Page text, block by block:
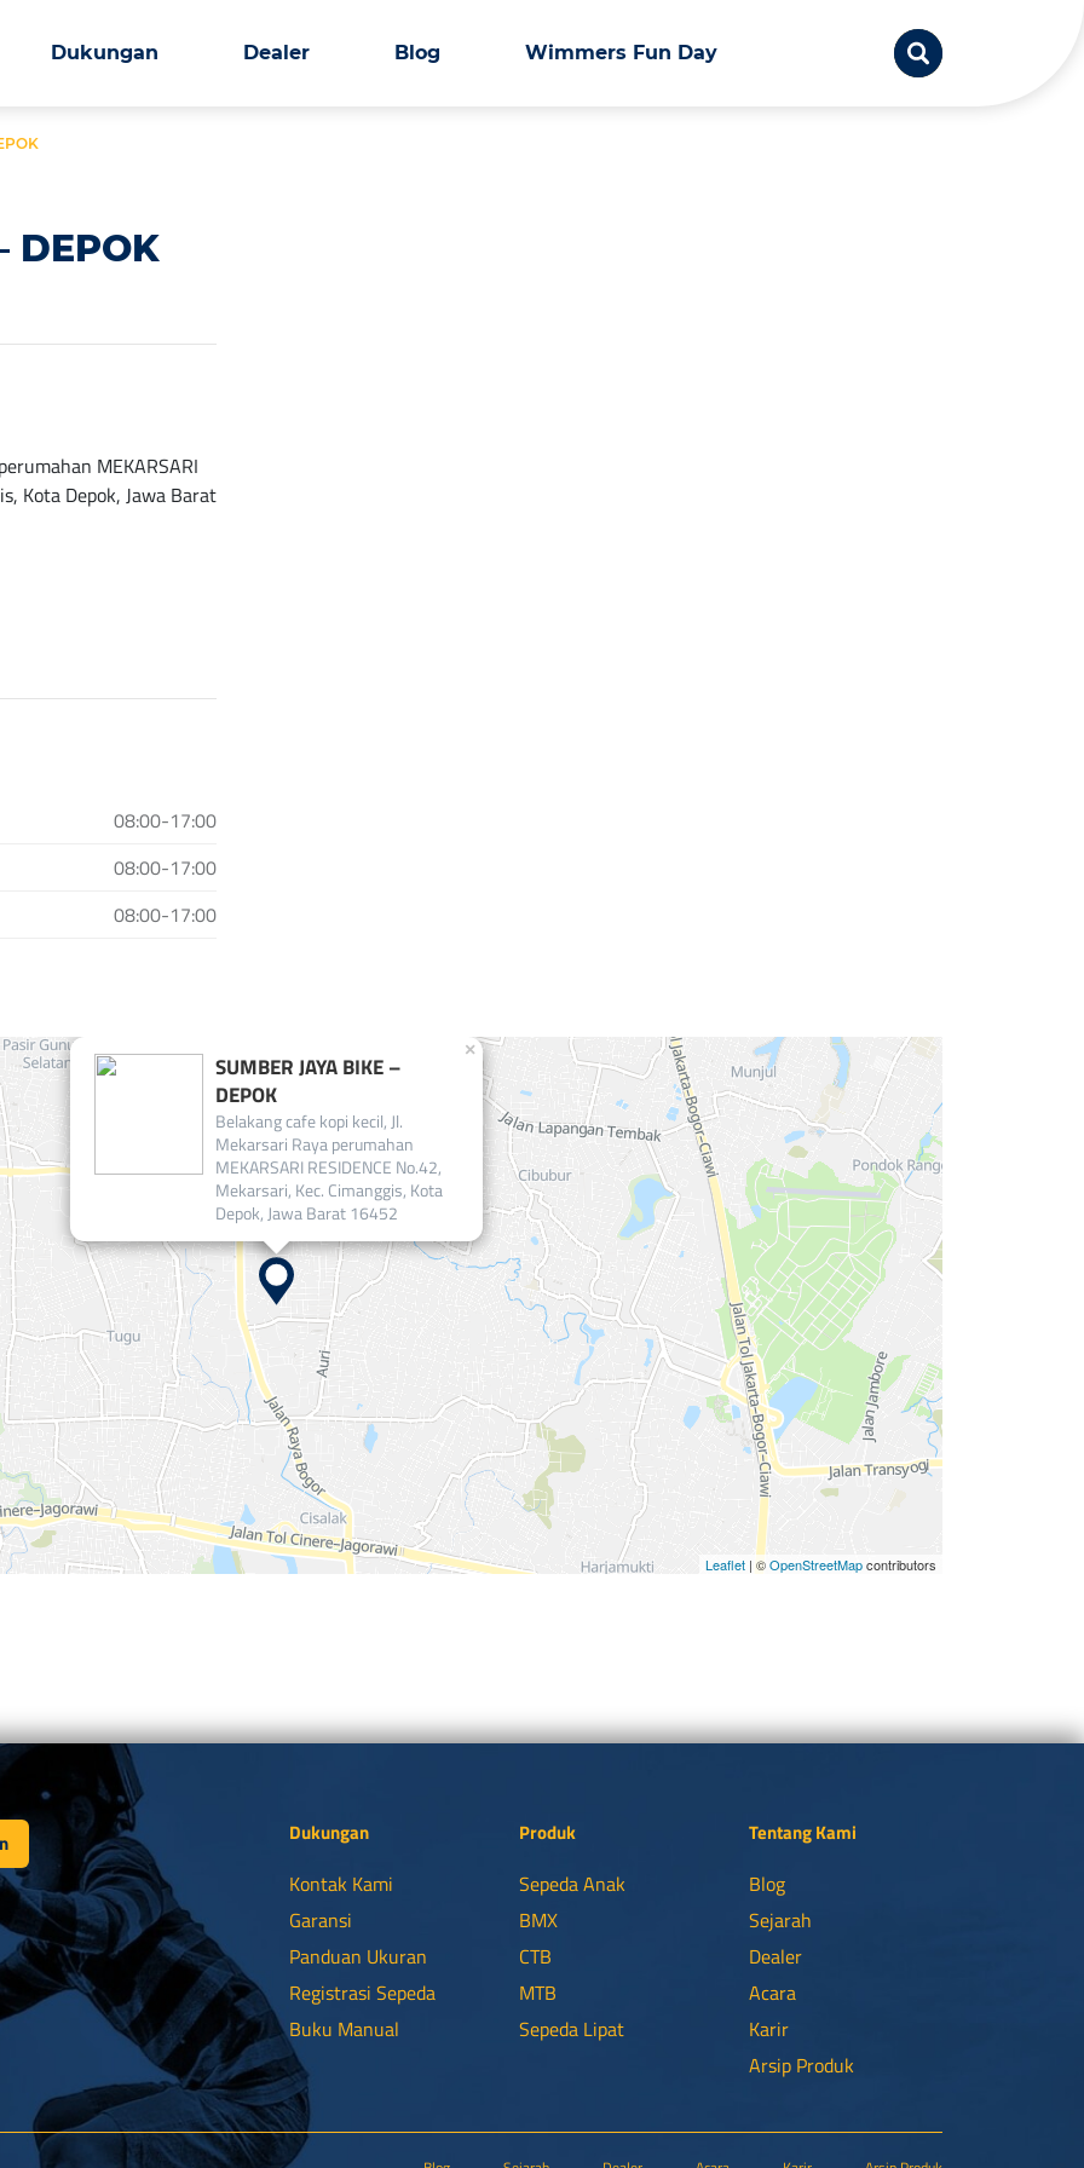
Dukungan Dealer Blog Wimmers Fun Day
DEPOK
MEKARSARI
Kota Depok, Jawa Barat
08:00-17:00
08:00-17:00
08:00-17:00
SUMBER JAYA BIKE –
DEPOK
Belakang cafe kopi kecil, Jl.
Mekarsari Raya perumahan
MEKARSARI RESIDENCE No.42,
Mekarsari, Kec. Cimanggis, Kota
Depok, Jawa Barat 16452
×
Leaflet | ©OpenStreetMapcontributors
Dukungan
Kontak Kami
Garansi
Panduan Ukuran
Registrasi Sepeda
Buku Manual
Produk
Sepeda Anak
BMX
CTB
MTB
Sepeda Lipat
Tentang Kami
Blog
Sejarah
Dealer
Acara
Karir
Arsip Produk